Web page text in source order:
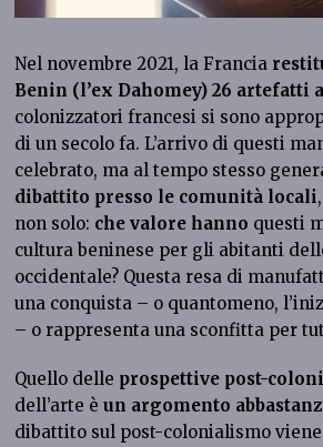
Nel novembre 2021, la Francia
Benin (l’ex Dahomey) 26 artefatti
colonizzatori francesi si sono
di un secolo fa. L’arrivo di questi
celebrato, ma al tempo stesso
dibattito presso le comunità locali
non solo: che valore hanno questi
cultura beninese per gli abitanti
occidentale? Questa resa di
una conquista – o quantomeno,
– o rappresenta una sconfitta per
Quello delle prospettive post-
dell’arte èun argomento
dibattito sul post-colonialismo